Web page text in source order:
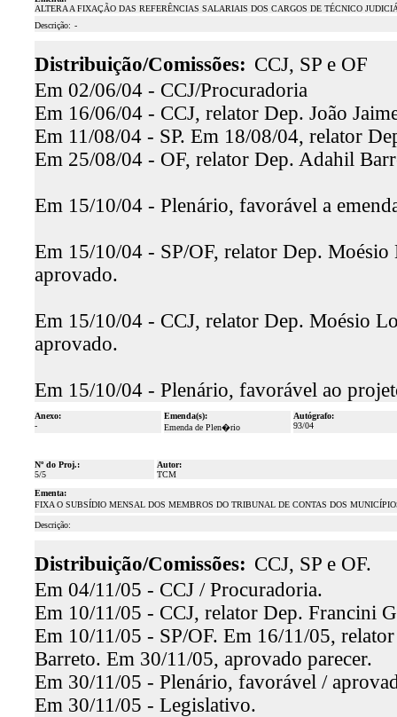
ALTERA A FIXAÇÃO DAS REFERÊNCIAS SALARIAIS DOS CARGOS DE TÉCNICO
Descrição: -
Distribuição/Comissões: CCJ, SP e OF
Em 02/06/04 - CCJ/Procuradoria
Em 16/06/04 - CCJ, relator Dep. João
Em 11/08/04 - SP. Em 18/08/04, relator
Em 25/08/04 - OF, relator Dep. Adahil
Em 15/10/04 - Plenário, favorável a
Em 15/10/04 - SP/OF, relator Dep.
aprovado.
Em 15/10/04 - CCJ, relator Dep. Moésio
aprovado.
Em 15/10/04 - Plenário, favorável ao
Anexo:
-
Emenda(s):
Emenda de Plen�rio
Autógrafo:
93/04
Nº do Proj.:
5/5
Autor:
TCM
Ementa:
FIXA O SUBSÍDIO MENSAL DOS MEMBROS DO TRIBUNAL DE CONTAS DOS
Descrição:
Distribuição/Comissões: CCJ, SP e OF.
Em 04/11/05 - CCJ / Procuradoria.
Em 10/11/05 - CCJ, relator Dep. Francini
Em 10/11/05 - SP/OF. Em 16/11/05,
Barreto. Em 30/11/05, aprovado parecer.
Em 30/11/05 - Plenário, favorável /
Em 30/11/05 - Legislativo.